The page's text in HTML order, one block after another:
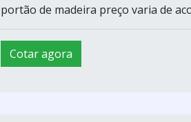
portão de madeira preço varia de
Cotar agora